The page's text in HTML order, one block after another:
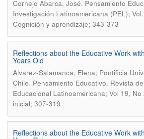
Cornejo Abarca, José. Pensamiento
Investigación Latinoamericana (PEL);
Cognición y aprendizaje; 343-373
Reflections about the Educative Work
Years Old
Alvarez-Salamanca, Elena; Pontificia
Chile. Pensamiento Educativo. Revista
Educacional Latinoamericana; Vol 19,
inicial; 307-319
Reflections about the Educative Work